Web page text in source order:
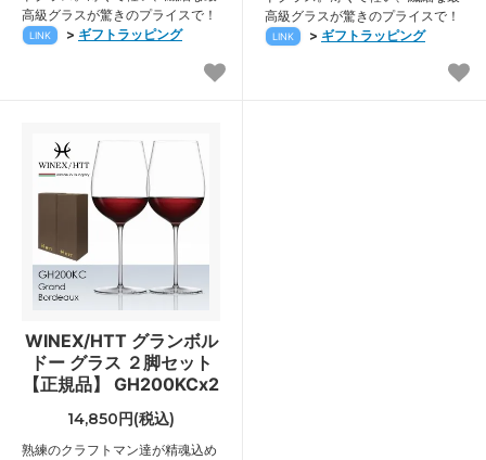
高級グラスが驚きのプライスで！
LINK > ギフトラッピング
高級グラスが驚きのプライスで！
LINK > ギフトラッピング
WINEX/HTT グランボル
ドー グラス ２脚セット
【正規品】 GH200KCx2
14,850円(税込)
熟練のクラフトマン達が精魂込め